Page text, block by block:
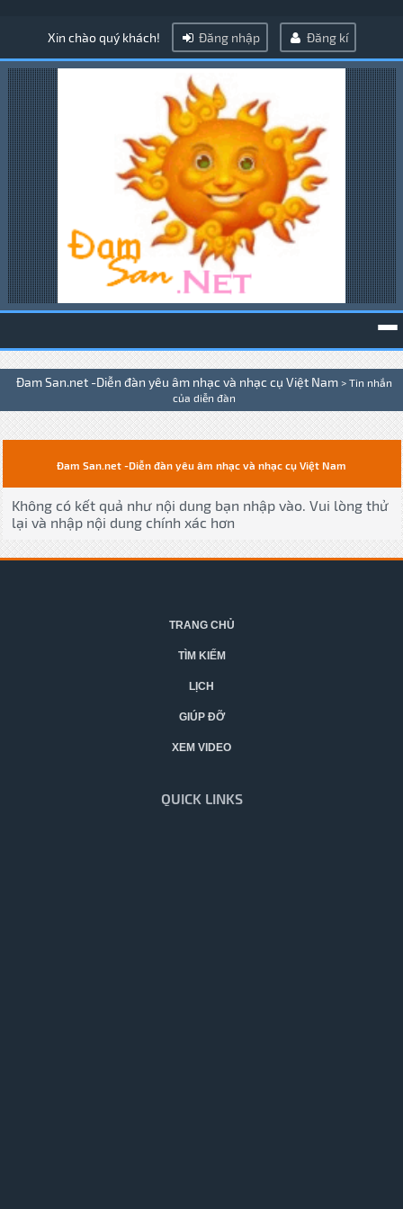
Xin chào quý khách! Đăng nhập Đăng kí
Đam San.net -Diễn đàn yêu âm nhạc và nhạc cụ Việt Nam > Tin nhắn
của diễn đàn
Đam San.net -Diễn đàn yêu âm nhạc và nhạc cụ Việt Nam
Không có kết quả như nội dung bạn nhập vào. Vui lòng thử
lại và nhập nội dung chính xác hơn
TRANG CHỦ
TÌM KIẾM
LỊCH
GIÚP ĐỠ
XEM VIDEO
QUICK LINKS